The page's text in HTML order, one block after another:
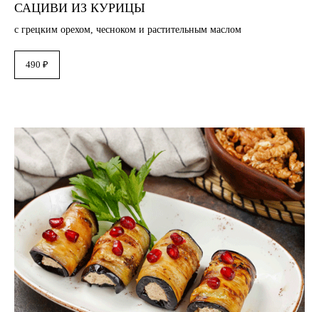
САЦИВИ ИЗ КУРИЦЫ
с грецким орехом, чесноком и растительным маслом
490 ₽